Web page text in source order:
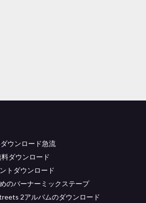
ウンロード急流
ダウンロード
トダウンロード
のバーナーミックステープ
2アルバムのダウンロード